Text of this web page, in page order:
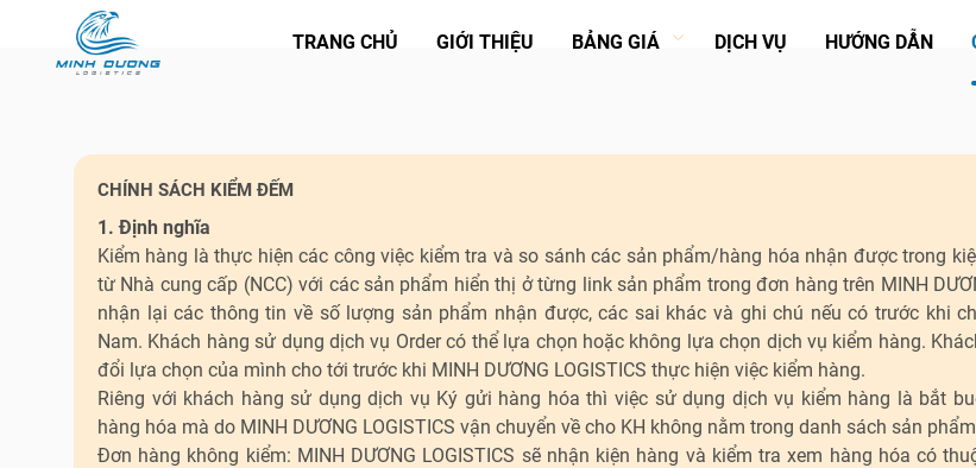
TRANG CHỦ GIỚI THIỆU BẢNG GIÁ DỊCH VỤ HƯỚNG DẪN
CHÍNH SÁCH KIỂM ĐẾM
1. Định nghĩa
Kiểm hàng là thực hiện các công việc kiểm tra và so sánh các sản phẩm/hàng hóa nhận được trong
từ Nhà cung cấp (NCC) với các sản phẩm hiển thị ở từng link sản phẩm trong đơn hàng trên MINH
nhận lại các thông tin về số lượng sản phẩm nhận được, các sai khác và ghi chú nếu có trước khi
Nam. Khách hàng sử dụng dịch vụ Order có thể lựa chọn hoặc không lựa chọn dịch vụ kiểm hàng.
đổi lựa chọn của mình cho tới trước khi MINH DƯƠNG LOGISTICS thực hiện việc kiểm hàng.
Riêng với khách hàng sử dụng dịch vụ Ký gửi hàng hóa thì việc sử dụng dịch vụ kiểm hàng là bắt
hàng hóa mà do MINH DƯƠNG LOGISTICS vận chuyển về cho KH không nằm trong danh sách sản
Đơn hàng không kiểm: MINH DƯƠNG LOGISTICS sẽ nhận kiện hàng và kiểm tra xem hàng hóa có